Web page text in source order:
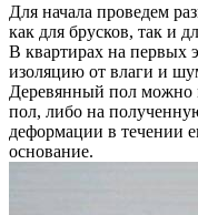
Для начала проведем
как для брусков, так и
В квартирах на первых
изоляцию от влаги и
Деревянный пол можно
пол, либо на
деформации в течении
основание.